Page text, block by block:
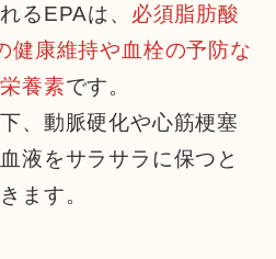
るEPAは、 必須脂肪酸
健康維持や血栓の予防な
養素です。
、動脈硬化や心筋梗塞
液をサラサラに保つと
ます。